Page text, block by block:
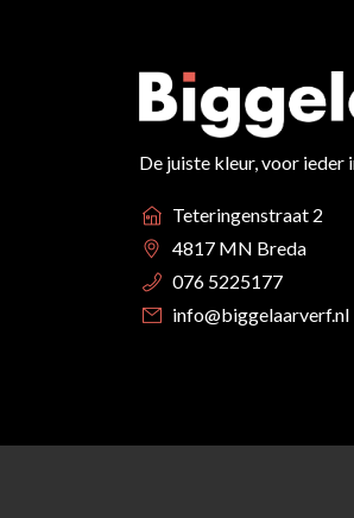
De juiste kleur, voor ieder
Teteringenstraat 2
4817 MN Breda
076 5225177
info@biggelaarverf.nl